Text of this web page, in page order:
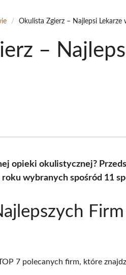
/ Okulista Zgierz – Najlepsi Lekarze
–
opieki okulistycznej?
wybranych spośród 11
7 polecanych firm, które